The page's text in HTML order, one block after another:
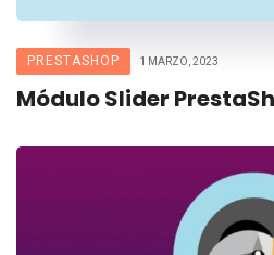
PRESTASHOP 1 MARZO, 2023
Módulo Slider